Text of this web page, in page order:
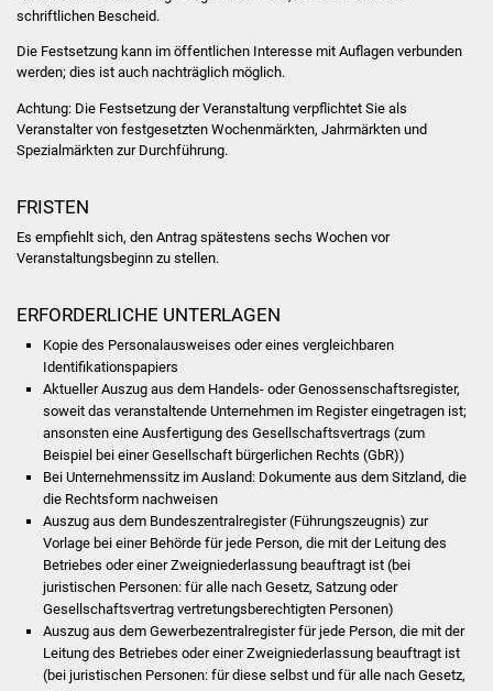
Familienzentrum
Stadtwerke
Ärzte und Apotheken
Hitzewarnung / UV-
Index
Bürgerbus (MOBS)
Abfall und Entsorgung
Kultur & Freizeit
schriftlichen Bescheid.
Die Festsetzung kann im öffentlichen Interesse mit Auflagen verbunden
werden; dies ist auch nachträglich möglich.
Achtung:Die Festsetzung der Veranstaltung verpflichtet Sie als
Veranstalter von festgesetzten Wochenmärkten, Jahrmärkten und
Spezialmärkten zur Durchführung.
FRISTEN
Es empfiehlt sich, den Antrag spätestens sechs Wochen vor
Veranstaltungsbeginn zu stellen.
ERFORDERLICHE UNTERLAGEN
Kopie des Personalausweises oder eines vergleichbaren
Identifikationspapiers
Aktueller Auszug aus dem Handels- oder Genossenschaftsregister,
soweit das veranstaltende Unternehmen im Register eingetragen ist;
ansonsten eine Ausfertigung des Gesellschaftsvertrags (zum
Beispiel bei einer Gesellschaft bürgerlichen Rechts (GbR))
Bei Unternehmenssitz im Ausland: Dokumente aus dem Sitzland, die
die Rechtsform nachweisen
Auszug aus dem Bundeszentralregister (Führungszeugnis) zur
Vorlage bei einer Behörde für jede Person, die mit der Leitung des
Betriebes oder einer Zweigniederlassung beauftragt ist (bei
juristischen Personen: für alle nach Gesetz, Satzung oder
Gesellschaftsvertrag vertretungsberechtigten Personen)
Auszug aus dem Gewerbezentralregister für jede Person, die mit der
Leitung des Betriebes oder einer Zweigniederlassung beauftragt ist
(bei juristischen Personen: für diese selbst und für alle nach Gesetz,